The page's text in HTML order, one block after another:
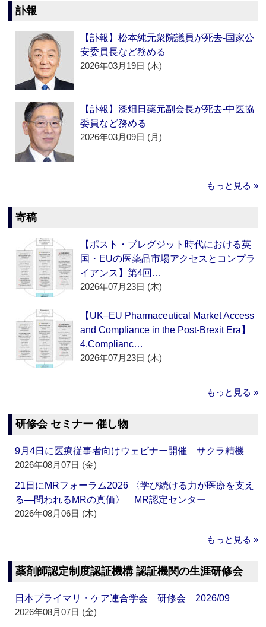
訃報
【訃報】松本純元衆院議員が死去‐国家公
安委員長など務める
2026年03月19日 (木)
【訃報】漆畑日薬元副会長が死去‐中医協
委員など務める
2026年03月09日 (月)
もっと見る »
寄稿
【ポスト・ブレグジット時代における英
国・EUの医薬品市場アクセスとコンプラ
イアンス】第4回…
2026年07月23日 (木)
【UK–EU Pharmaceutical Market Access
and Compliance in the Post-Brexit Era】
4.Complianc…
2026年07月23日 (木)
もっと見る »
研修会 セミナー 催し物
9月4日に医療従事者向けウェビナー開催 サクラ精機
2026年08月07日 (金)
21日にMRフォーラム2026 〈学び続ける力が医療を支え
る―問われるMRの真価〉 MR認定センター
2026年08月06日 (木)
もっと見る »
薬剤師認定制度認証機構 認証機関の生涯研修会
日本プライマリ・ケア連合学会 研修会 2026/09
2026年08月07日 (金)